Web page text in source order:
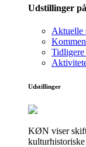
Udstillinger
Aktuelle
Udstillinger
KØN viser